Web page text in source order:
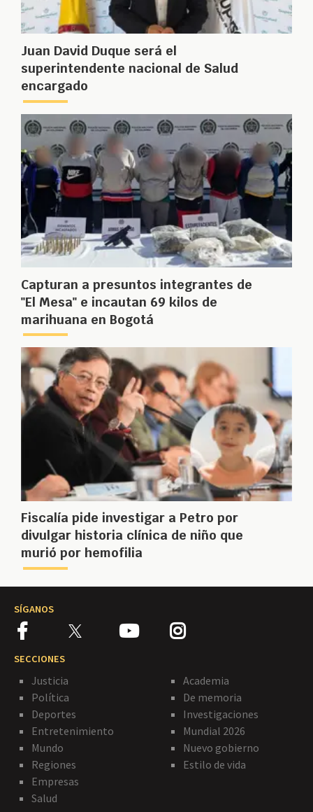
Juan David Duque será el
superintendente nacional de Salud
encargado
Capturan a presuntos integrantes de
"El Mesa" e incautan 69 kilos de
marihuana en Bogotá
Fiscalía pide investigar a Petro por
divulgar historia clínica de niño que
murió por hemofilia
SÍGANOS
SECCIONES
Justicia
Política
Deportes
Entretenimiento
Mundo
Regiones
Empresas
Salud
Academia
De memoria
Investigaciones
Mundial 2026
Nuevo gobierno
Estilo de vida